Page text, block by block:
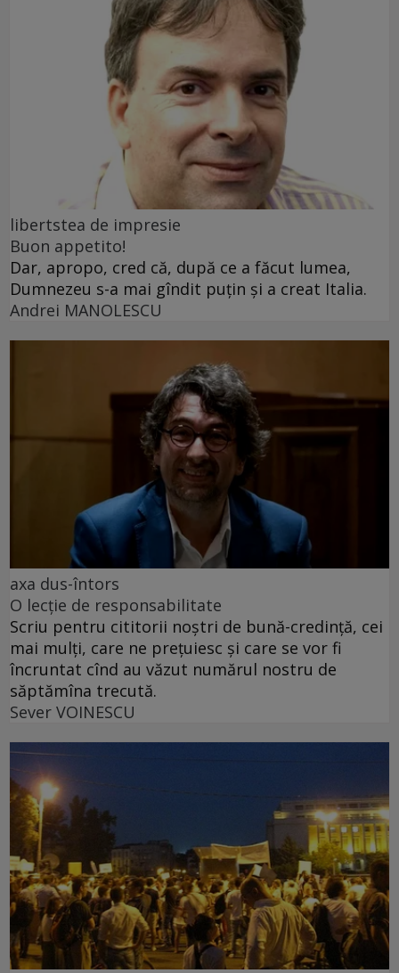
libertstea de impresie
Buon appetito!
Dar, apropo, cred că, după ce a făcut lumea,
Dumnezeu s-a mai gîndit puțin și a creat Italia.
Andrei MANOLESCU
axa dus-întors
O lecție de responsabilitate
Scriu pentru cititorii noștri de bună-credință, cei
mai mulți, care ne prețuiesc și care se vor fi
încruntat cînd au văzut numărul nostru de
săptămîna trecută.
Sever VOINESCU